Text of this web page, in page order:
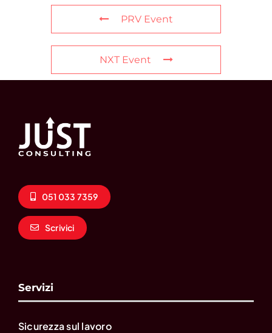
PRV Event
NXT Event
051 033 7359
Scrivici
Servizi
Sicurezza sul lavoro